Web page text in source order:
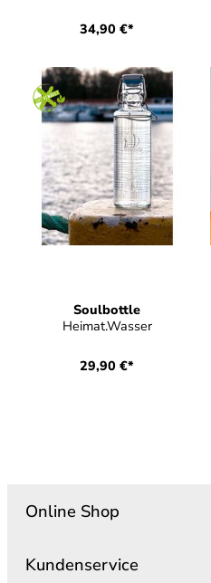
34,90 €*
Soulbottle
Heimat.Wasser
29,90 €*
Online Shop
Kundenservice